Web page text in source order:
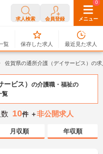
求人検索 会員登録 メニュー
覧
0
保存した求人
0
最近見た求人
佐賀県の通所介護（デイサービス）の
ビス） の介護職・福祉の
覧
10件 ＋非公開求人
月収順 年収順